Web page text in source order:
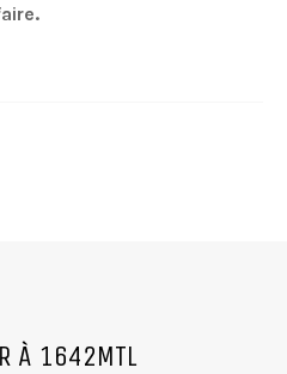
À 1642MTL